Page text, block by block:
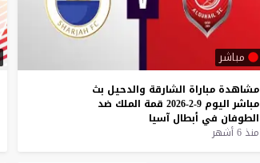
مباشر
مشاهدة مباراة الشارقة والدحيل بث
مباشر اليوم 9-2-2026 قمة الملك ضد
الطوفان في أبطال آسيا
منذ 6 أشهر